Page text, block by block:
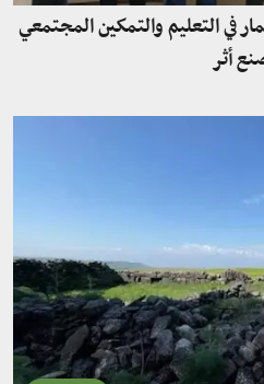
في التعليم والتمكين المجتمعي
أثر